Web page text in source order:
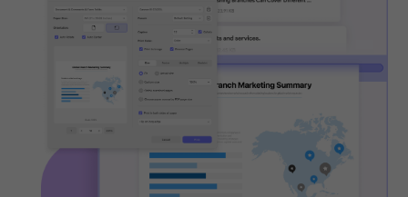
Passo
Stampa più PDF contemporaneamente con un
snellisci il tuo flusso di lavoro e risparmia
Come Eseguire la Stampa Batch dei PDF
Stampa Batch Illimitata
Stampa illimitate PDF insieme,
tempo.